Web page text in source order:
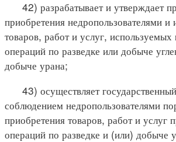
42) разрабатывает и утверждает
приобретения недропользователями
товаров, работ и услуг,
операций по разведке или добыче
добыче урана;
43) осуществляет государственный
соблюдением недропользователями
приобретения товаров, работ и услуг
операций по разведке и (или) добыче